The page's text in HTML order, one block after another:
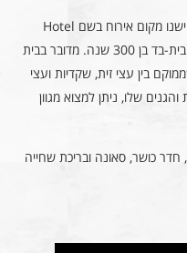
ישנו מקום אירוח בשם Hotel
Tossal d'Altea שנבנה במקום שבו שכן בית-בד בן 300 שנה. מדובר בבית
בין עצי זית, שקדיות ועצי
שלו, ניתן למצוא מגוון
כושר, סאונה ובריכת שחייה